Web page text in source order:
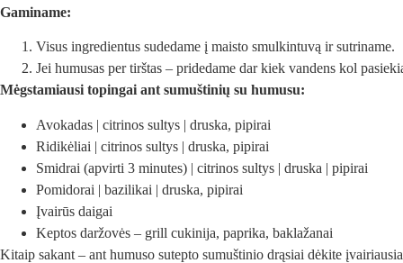
Gaminame:
Visus ingredientus sudedame į maisto smulkintuvą ir sutriname.
Jei humusas per tirštas – pridedame dar kiek vandens kol
Mėgstamiausi topingai ant sumuštinių su humusu:
Avokadas | citrinos sultys | druska, pipirai
Ridikėliai | citrinos sultys | druska, pipirai
Smidrai (apvirti 3 minutes) | citrinos sultys | druska | pipirai
Pomidorai | bazilikai | druska, pipirai
Įvairūs daigai
Keptos daržovės – grill cukinija, paprika, baklažanai
Kitaip sakant – ant humuso sutepto sumuštinio drąsiai dėkite